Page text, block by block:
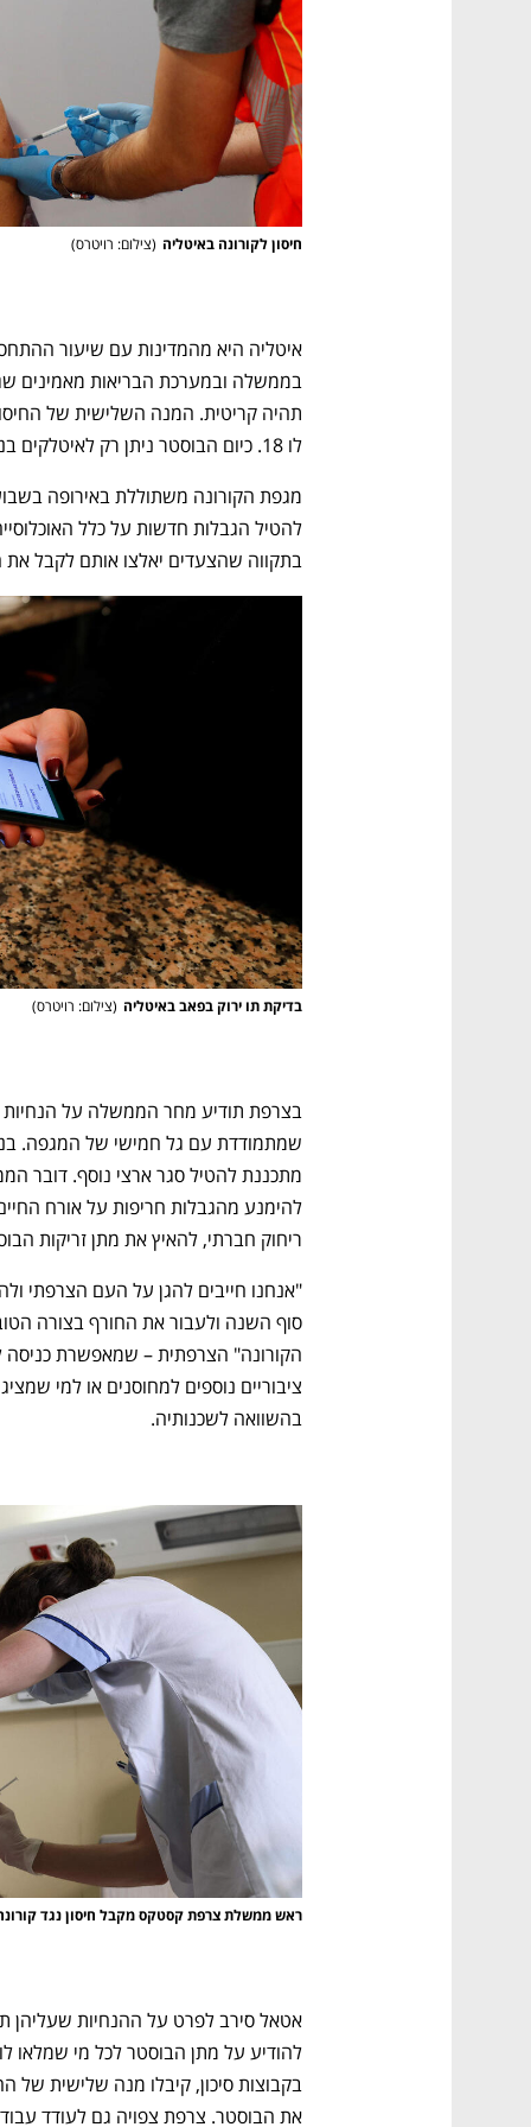
נפתח בכרטיסייה חדשה
הבית של ההייטק הישראלי
נפתח בכרטיסייה חדשה
חיסון לקורונה באיטליה (צילום: רויטרס)
לו 18. כיום הבוסטר ניתן רק לאיטלקים בני 40 ומעלה.
בתקווה שהצעדים יאלצו אותם לקבל את
בדיקת תו ירוק בפאב באיטליה (צילום: רויטרס)
ריחוק חברתי, להאיץ את מתן זריקות
בהשוואה לשכנותיה.
ראש ממשלת צרפת קסטקס מקבל חיסון נגד
את הבוסטר. צרפת צפויה גם לעודד